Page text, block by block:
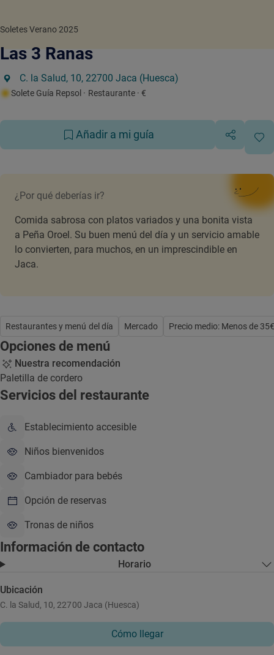
Soletes Verano 2025
Las 3 Ranas
C. la Salud, 10, 22700 Jaca (Huesca)
Solete Guía Repsol · Restaurante · €
Añadir a mi guía
¿Por qué deberías ir?
Comida sabrosa con platos variados y una bonita vista
a Peña Oroel. Su buen menú del día y un servicio amable
lo convierten, para muchos, en un imprescindible en
Jaca.
Restaurantes y menú del día Mercado Precio medio: Menos de
Opciones de menú
Nuestra recomendación
Paletilla de cordero
Servicios del restaurante
Establecimiento accesible
Niños bienvenidos
Cambiador para bebés
Opción de reservas
Tronas de niños
Información de contacto
Horario
Ubicación
C. la Salud, 10, 22700 Jaca (Huesca)
Cómo llegar